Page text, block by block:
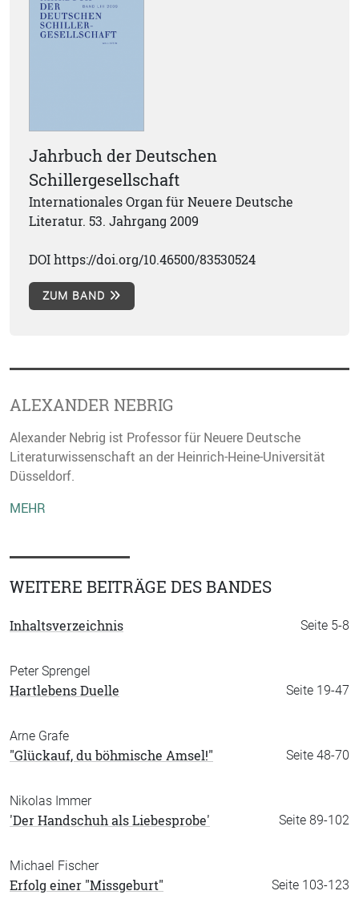
Jahrbuch der Deutschen
Schillergesellschaft
Internationales Organ für Neuere Deutsche
Literatur. 53. Jahrgang 2009
DOI https://doi.org/10.46500/83530524
ZUM BAND
ALEXANDER NEBRIG
Alexander Nebrig ist Professor für Neuere Deutsche
Literaturwissenschaft an der Heinrich-Heine-Universität
Düsseldorf.
MEHR
WEITERE BEITRÄGE DES BANDES
Seite 5-8
Inhaltsverzeichnis
Peter Sprengel
Seite 19-47
Hartlebens Duelle
Arne Grafe
Seite 48-70
"Glückauf, du böhmische Amsel!"
Nikolas Immer
Seite 89-102
'Der Handschuh als Liebesprobe'
Michael Fischer
Seite 103-123
Erfolg einer "Missgeburt"